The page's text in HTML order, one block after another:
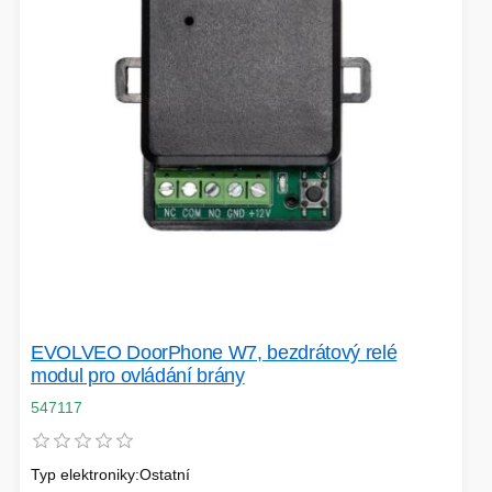
HERNÍ MYŠI
ROZŠIŘUJÍCÍ KARTY
PAMĚTI RAM
BACKUP SERVER
VÝPRODEJ
PROJEKTORY
OSVĚTLENÍ
DEKORACE
PATCH PANELY
EVOLVEO DoorPhone W7, bezdrátový relé
modul pro ovládání brány
547117
Typ elektroniky:Ostatní